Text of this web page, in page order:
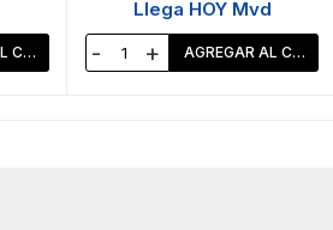
Llega HOY Mvd
- +